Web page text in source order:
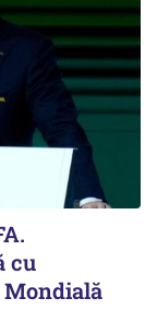
cu
Mondială